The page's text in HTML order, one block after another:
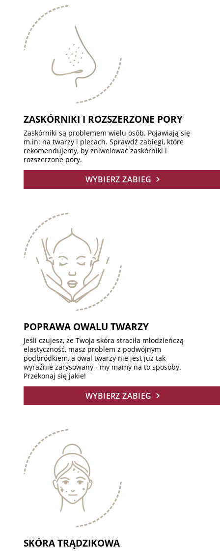
ZASKÓRNIKI I ROZSZERZONE PORY
Zaskórniki są problemem wielu osób. Pojawiają się
m.in: na twarzy i plecach. Sprawdź zabiegi, które
rekomendujemy, by zniwelować zaskórniki i
rozszerzone pory.
WYBIERZ ZABIEG
POPRAWA OWALU TWARZY
Jeśli czujesz, że Twoja skóra straciła młodzieńczą
elastyczność, masz problem z podwójnym
podbródkiem, a owal twarzy nie jest już tak
wyraźnie zarysowany - my mamy na to sposoby.
Przekonaj się jakie!
WYBIERZ ZABIEG
SKÓRA TRĄDZIKOWA